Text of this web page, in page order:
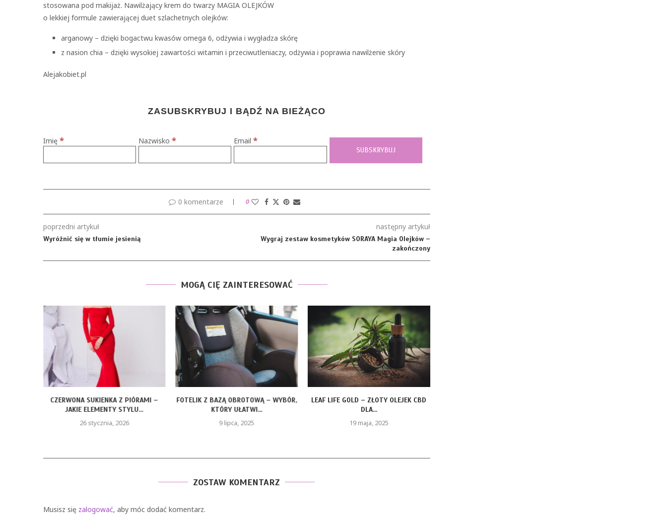
stosowana pod makijaż. Nawilżający krem do twarzy MAGIA OLEJKÓW
o lekkiej formule zawierającej duet szlachetnych olejków:
arganowy – dzięki bogactwu kwasów omega 6, odżywia i wygładza skórę
z nasion chia – dzięki wysokiej zawartości witamin i przeciwutleniaczy, odżywia i poprawia nawilżenie skóry
Alejakobiet.pl
ZASUBSKRYBUJ I BĄDŹ NA BIEŻĄCO
Imię * Nazwisko* Email*
0 komentarze 0
poprzedni artykuł
Wyróżnić się w tłumie jesienią
następny artykuł
Wygraj zestaw kosmetyków SORAYA Magia Olejków –
zakończony
MOGĄ CIĘ ZAINTERESOWAĆ
CZERWONA SUKIENKA Z PIÓRAMI –
JAKIE ELEMENTY STYLU...
26 stycznia, 2026
FOTELIK Z BAZĄ OBROTOWĄ – WYBÓR,
KTÓRY UŁATWI...
9 lipca, 2025
LEAF LIFE GOLD – ZŁOTY OLEJEK CBD
DLA...
19 maja, 2025
ZOSTAW KOMENTARZ
Musisz się zalogować, aby móc dodać komentarz.